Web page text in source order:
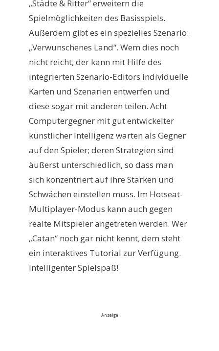
„Städte & Ritter“ erweitern die
Spielmöglichkeiten des Basisspiels.
Außerdem gibt es ein spezielles Szenario:
„Verwunschenes Land“. Wem dies noch
nicht reicht, der kann mit Hilfe des
integrierten Szenario-Editors individuelle
Karten und Szenarien entwerfen und
diese sogar mit anderen teilen. Acht
Computergegner mit gut entwickelter
künstlicher Intelligenz warten als Gegner
auf den Spieler; deren Strategien sind
äußerst unterschiedlich, so dass man
sich konzentriert auf ihre Stärken und
Schwächen einstellen muss. Im Hotseat-
Multiplayer-Modus kann auch gegen
realte Mitspieler angetreten werden. Wer
„Catan“ noch gar nicht kennt, dem steht
ein interaktives Tutorial zur Verfügung.
Intelligenter Spielspaß!
Anzeige